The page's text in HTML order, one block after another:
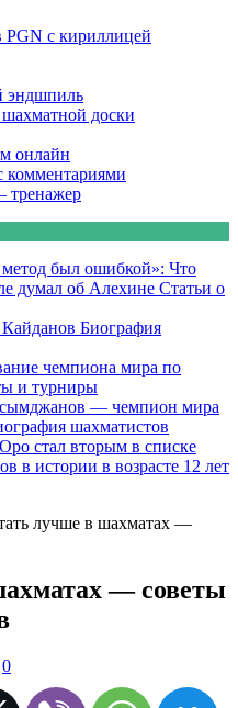
PGN с кириллицей
эндшпиль
доски
онлайн
метод был ошибкой»: Что
думал об Алехине Статьи о
Биография
чемпиона мира по
и турниры
— чемпион мира
шахматистов
стал вторым в списке
в истории в возрасте 12 лет
лучше в шахматах —
— советы
0